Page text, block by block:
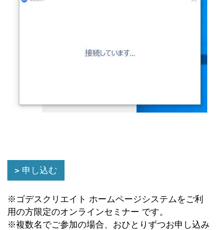
申し込む
※ゴデスクリエイト ホームページシステムをご利
用の方限定のオンラインセミナー です。
※複数名でご参加の場合、おひとりずつお申し込み